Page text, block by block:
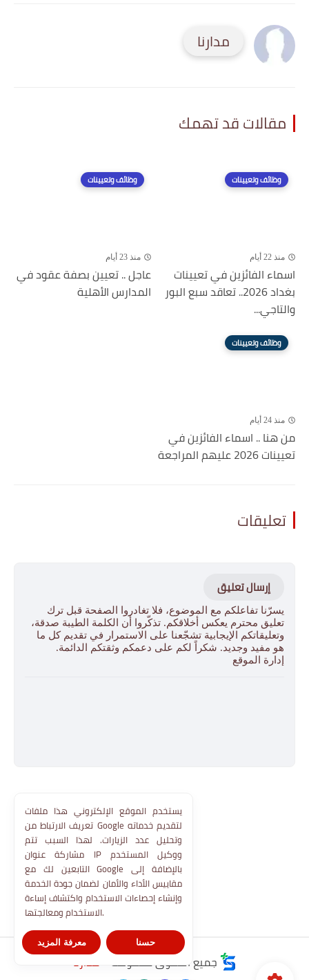
مدارنا
مقالات قد تهمك
وظائف وتعيينات
منذ 22 أيام
اسماء الفائزين في تعيينات
بغداد 2026.. تعاقد سبع البور
والتاجي...
وظائف وتعيينات
منذ 23 أيام
عاجل .. تعيين بصفة عقود في
المدارس الأهلية
وظائف وتعيينات
منذ 24 أيام
من هنا .. اسماء الفائزين في
تعيينات 2026 عليهم المراجعة
تعليقات
إرسال تعليق
يسرّنا تفاعلكم مع الموضوع، فلا تغادروا الصفحة قبل ترك
تعليق محترم يعكس أخلاقكم. تذكّروا أن الكلمة الطيبة صدقة،
وتعليقاتكم الإيجابية تشجّعنا على الاستمرار في تقديم كل ما
هو مفيد وجديد. شكراً لكم على دعمكم وثقتكم الدائمة.
إدارة الموقع
جميع الحقوق محفوظة © مدارنا
يستخدم الموقع الإلكتروني هذا ملفات
تعريف الارتباط من Google لتقديم خدماته
وتحليل عدد الزيارات. لهذا السبب تتم
مشاركة عنوان IP ووكيل المستخدم
التابعين لك مع Google بالإضافة إلى
مقاييس الأداء والأمان لضمان جودة الخدمة
وإنشاء إحصاءات الاستخدام واكتشاف إساءة
الاستخدام ومعالجتها.
معرفة المزيد حسنا